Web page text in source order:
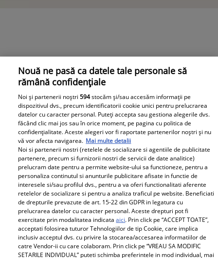
Cum vorbeau Mihaela Rădulescu și Felix Baumgartner
unul cu celălalt când nu-i vedea nimeni: „Simplu!”.
Videoclip din intimitatea celor doi
Parteneri
Nouă ne pasă ca datele tale personale să
rămână confidențiale
Noi și partenerii noștri594stocăm și/sau accesăm informații pe
dispozitivul dvs., precum identificatorii cookie unici pentru prelucrarea
datelor cu caracter personal. Puteți accepta sau gestiona alegerile dvs.
făcând clic mai jos sau în orice moment, pe pagina cu politica de
confidențialitate. Aceste alegeri vor fi raportate partenerilor noștri și nu
vă vor afecta navigarea. Mai multe detalii
Noi si partenerii nostri (retelele de socializare si agentiile de publicitate
partenere, precum si furnizorii nostri de servicii de date analitice)
prelucram date pentru a permite website-ului sa functioneze, pentru a
personaliza continutul si anunturile publicitare afisate in functie de
interesele si/sau profilul dvs., pentru a va oferi functionalitati aferente
retelelor de socializare si pentru a analiza traficul pe website. Beneficiati
de drepturile prevazute de art. 15-22 din GDPR in legatura cu
prelucrarea datelor cu caracter personal. Aceste drepturi pot fi
exercitate prin modalitatea indicataaici. Prin click pe “ACCEPT TOATE”,
acceptati folosirea tuturor Tehnologiilor de tip Cookie, care implica
inclusiv acceptul dvs. cu privire la stocarea/accesarea informatiilor de
catre Vendor-ii cu care colaboram. Prin click pe “VREAU SA MODIFIC
SETARILE INDIVIDUAL” puteti schimba preferintele in mod individual, mai